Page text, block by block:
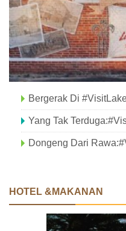
Bergerak Di
Yang Tak
HOTEL &MAKANAN